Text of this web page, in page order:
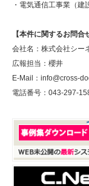
・電気通信工事業（建
【本件に関するお問合
会社名：株式会
広報担当：櫻井
E-Mail：
電話番号：043-297-